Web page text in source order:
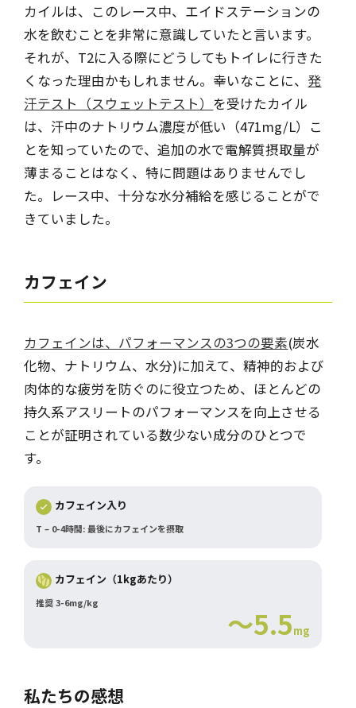
カイルは、このレース中、エイドステーションの
水を飲むことを非常に意識していたと言います。
それが、T2に入る際にどうしてもトイレに行きた
くなった理由かもしれません。幸いなことに、 発
汗テスト（スウェットテスト） を受けたカイル
は、汗中のナトリウム濃度が低い（471mg/L）こ
とを知っていたので、追加の水で電解質摂取量が
薄まることはなく、特に問題はありませんでし
た。レース中、十分な水分補給を感じることがで
きていました。
カフェイン
カフェインは、パフォーマンスの3つの要素(炭水
化物、ナトリウム、水分)に加えて、精神的および
肉体的な疲労を防ぐのに役立つため、ほとんどの
持久系アスリートのパフォーマンスを向上させる
ことが証明されている数少ない成分のひとつで
す。
カフェイン入り
T – 0-4時間: 最後にカフェインを摂取
カフェイン（1kgあたり）
推奨 3-6mg/kg
～5.5mg
私たちの感想